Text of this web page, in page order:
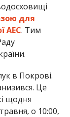
для
АЕС. Тим
в Покрові.
Це
щодня
о 10:00,